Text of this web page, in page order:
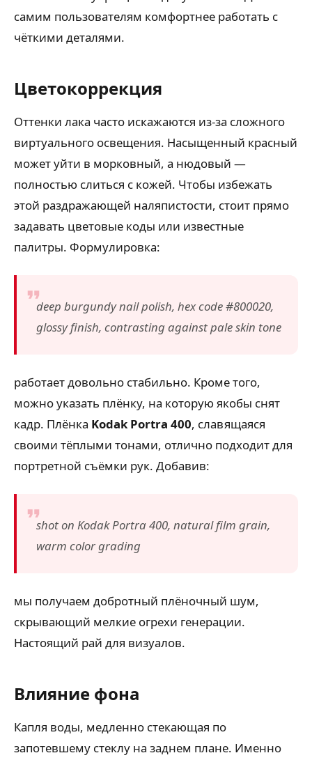
самим пользователям комфортнее работать с
чёткими деталями.
Цветокоррекция
Оттенки лака часто искажаются из-за сложного
виртуального освещения. Насыщенный красный
может уйти в морковный, а нюдовый —
полностью слиться с кожей. Чтобы избежать
этой раздражающей наляпистости, стоит прямо
задавать цветовые коды или известные
палитры. Формулировка:
deep burgundy nail polish, hex code #800020,
glossy finish, contrasting against pale skin tone
работает довольно стабильно. Кроме того,
можно указать плёнку, на которую якобы снят
кадр. Плёнка Kodak Portra 400, славящаяся
своими тёплыми тонами, отлично подходит для
портретной съёмки рук. Добавив:
shot on Kodak Portra 400, natural film grain,
warm color grading
мы получаем добротный плёночный шум,
скрывающий мелкие огрехи генерации.
Настоящий рай для визуалов.
Влияние фона
Капля воды, медленно стекающая по
запотевшему стеклу на заднем плане. Именно